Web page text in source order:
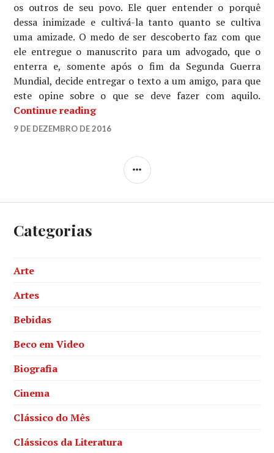
os outros de seu povo. Ele quer entender o porquê
dessa inimizade e cultivá-la tanto quanto se cultiva
uma amizade. O medo de ser descoberto faz com que
ele entregue o manuscrito para um advogado, que o
enterra e, somente após o fim da Segunda Guerra
Mundial, decide entregar o texto a um amigo, para que
este opine sobre o que se deve fazer com aquilo.
Continue reading“A morte do inimigo”
MARIANAFTOLEDO
9 DE DEZEMBRO DE 2016
SIDEBAR
Categorias
Arte
Artes
Bebidas
Beco em Video
Biografia
Cinema
Clássico do Mês
Clássicos da Literatura